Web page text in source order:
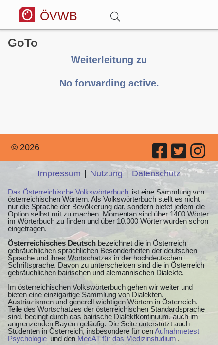
ÖVWB
Anmelden
Forum
GoTo
Weiterleitung zu
No forwarding active.
© 2026
Impressum | Nutzung | Datenschutz
Das Österreichische Volkswörterbuch ist eine Sammlung von
österreichischen Wörtern. Als Volkswörterbuch stellt es nicht
nur die Sprache der Bevölkerung dar, sondern bietet jedem die
Option selbst mit zu machen. Momentan sind über 1400 Wörter
im Wörterbuch zu finden und über 10.000 Wörter wurden schon
eingetragen.
Österreichisches Deutsch bezeichnet die in Österreich
gebräuchlichen sprachlichen Besonderheiten der deutschen
Sprache und ihres Wortschatzes in der hochdeutschen
Schriftsprache. Davon zu unterscheiden sind die in Österreich
gebräuchlichen bairischen und alemannischen Dialekte.
Im österreichischen Volkswörterbuch gehen wir weiter und
bieten eine einzigartige Sammlung von Dialekten,
Austriazismen und generell wichtigen Wörtern in Österreich.
Teile des Wortschatzes der österreichischen Standardsprache
sind, bedingt durch das bairische Dialektkontinuum, auch im
angrenzenden Bayern geläufig. Die Seite unterstützt auch
Studenten in Österreich, insbesondere für denAufnahmetest
Psychologie und den MedAT für das Medizinstudium .